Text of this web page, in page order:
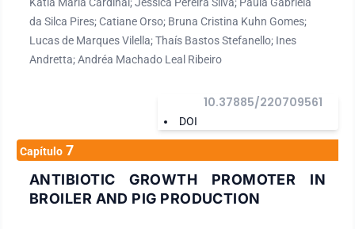
da Silca Pires; Catiane Orso; Bruna Cristina Kuhn Gomes;
Lucas de Marques Vilella; Thaís Bastos Stefanello; Ines
Andretta; Andréa Machado Leal Ribeiro
DOI
10.37885/220709561
Capítulo 7
ANTIBIOTIC GROWTH PROMOTER IN
BROILER AND PIG PRODUCTION